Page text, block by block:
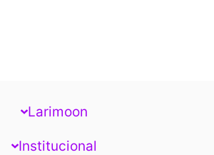
Larimoon
Institucional